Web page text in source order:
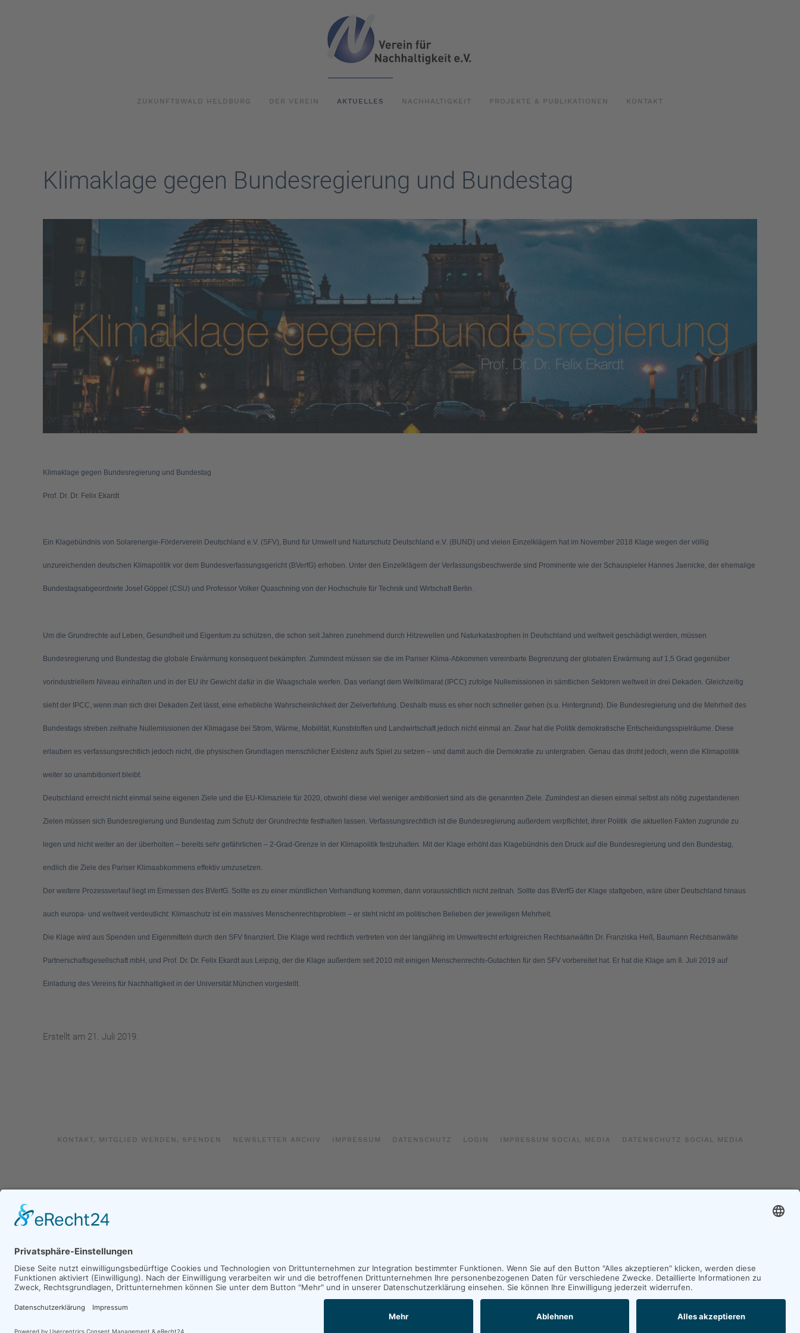
ZUKUNFTSWALD HELDBURG DER VEREIN AKTUELLES NACHHALTIGKEIT PROJEKTE & PUBLIKATIONEN KONTAKT
Klimaklage gegen Bundesregierung und Bundestag
Klimaklage gegen Bundesregierung und Bundestag
Prof. Dr. Dr. Felix Ekardt
Ein Klagebündnis von Solarenergie-Förderverein Deutschland e.V. (SFV), Bund für Umwelt und Naturschutz Deutschland e.V. (BUND) und vielen Einzelklägern hat im November 2018 Klage wegen der völlig
unzureichenden deutschen Klimapolitik vor dem Bundesverfassungsgericht (BVerfG) erhoben. Unter den Einzelklägern der Verfassungsbeschwerde sind Prominente wie der Schauspieler Hannes Jaenicke, der ehemalige
Bundestagsabgeordnete Josef Göppel (CSU) und Professor Volker Quaschning von der Hochschule für Technik und Wirtschaft Berlin.
Um die Grundrechte auf Leben, Gesundheit und Eigentum zu schützen, die schon seit Jahren zunehmend durch Hitzewellen und Naturkatastrophen in Deutschland und weltweit geschädigt werden, müssen
Bundesregierung und Bundestag die globale Erwärmung konsequent bekämpfen. Zumindest müssen sie die im Pariser Klima-Abkommen vereinbarte Begrenzung der globalen Erwärmung auf 1,5 Grad gegenüber
vorindustriellem Niveau einhalten und in der EU ihr Gewicht dafür in die Waagschale werfen. Das verlangt dem Weltklimarat (IPCC) zufolge Nullemissionen in sämtlichen Sektoren weltweit in drei Dekaden. Gleichzeitig
sieht der IPCC, wenn man sich drei Dekaden Zeit lässt, eine erhebliche Wahrscheinlichkeit der Zielverfehlung. Deshalb muss es eher noch schneller gehen (s.u. Hintergrund). Die Bundesregierung und die Mehrheit des
Bundestags streben zeitnahe Nullemissionen der Klimagase bei Strom, Wärme, Mobilität, Kunststoffen und Landwirtschaft jedoch nicht einmal an. Zwar hat die Politik demokratische Entscheidungsspielräume. Diese
erlauben es verfassungsrechtlich jedoch nicht, die physischen Grundlagen menschlicher Existenz aufs Spiel zu setzen – und damit auch die Demokratie zu untergraben. Genau das droht jedoch, wenn die Klimapolitik
weiter so unambitioniert bleibt.
Deutschland erreicht nicht einmal seine eigenen Ziele und die EU-Klimaziele für 2020, obwohl diese viel weniger ambitioniert sind als die genannten Ziele. Zumindest an diesen einmal selbst als nötig zugestandenen
Zielen müssen sich Bundesregierung und Bundestag zum Schutz der Grundrechte festhalten lassen. Verfassungsrechtlich ist die Bundesregierung außerdem verpflichtet, ihrer Politik die aktuellen Fakten zugrunde zu
legen und nicht weiter an der überholten – bereits sehr gefährlichen – 2-Grad-Grenze in der Klimapolitik festzuhalten. Mit der Klage erhöht das Klagebündnis den Druck auf die Bundesregierung und den Bundestag,
endlich die Ziele des Pariser Klimaabkommens effektiv umzusetzen.
Der weitere Prozessverlauf liegt im Ermessen des BVerfG. Sollte es zu einer mündlichen Verhandlung kommen, dann voraussichtlich nicht zeitnah. Sollte das BVerfG der Klage stattgeben, wäre über Deutschland hinaus
auch europa- und weltweit verdeutlicht: Klimaschutz ist ein massives Menschenrechtsproblem – er steht nicht im politischen Belieben der jeweiligen Mehrheit.
Die Klage wird aus Spenden und Eigenmitteln durch den SFV finanziert. Die Klage wird rechtlich vertreten von der langjährig im Umweltrecht erfolgreichen Rechtsanwältin Dr. Franziska Heß, Baumann Rechtsanwälte
Partnerschaftsgesellschaft mbH, und Prof. Dr. Dr. Felix Ekardt aus Leipzig, der die Klage außerdem seit 2010 mit einigen Menschenrechts-Gutachten für den SFV vorbereitet hat. Er hat die Klage am 8. Juli 2019 auf
Einladung des Vereins für Nachhaltigkeit in der Universität München vorgestellt.
Erstellt am 21. Juli 2019.
KONTAKT, MITGLIED WERDEN, SPENDEN NEWSLETTER ARCHIV IMPRESSUM DATENSCHUTZ LOGIN IMPRESSUM SOCIAL MEDIA DATENSCHUTZ SOCIAL MEDIA